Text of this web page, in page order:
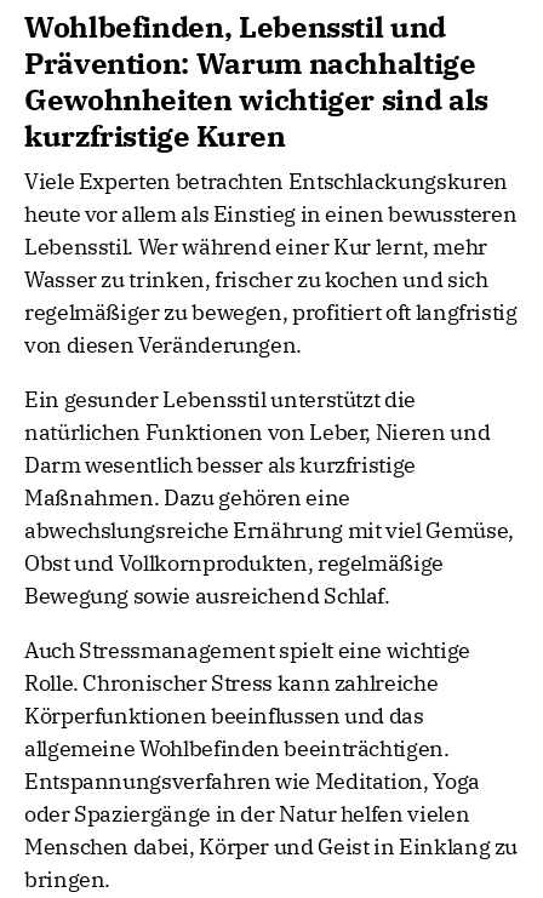
Wohlbefinden, Lebensstil und
Prävention: Warum nachhaltige
Gewohnheiten wichtiger sind als
kurzfristige Kuren
Viele Experten betrachten Entschlackungskuren
heute vor allem als Einstieg in einen bewussteren
Lebensstil. Wer während einer Kur lernt, mehr
Wasser zu trinken, frischer zu kochen und sich
regelmäßiger zu bewegen, profitiert oft langfristig
von diesen Veränderungen.
Ein gesunder Lebensstil unterstützt die
natürlichen Funktionen von Leber, Nieren und
Darm wesentlich besser als kurzfristige
Maßnahmen. Dazu gehören eine
abwechslungsreiche Ernährung mit viel Gemüse,
Obst und Vollkornprodukten, regelmäßige
Bewegung sowie ausreichend Schlaf.
Auch Stressmanagement spielt eine wichtige
Rolle. Chronischer Stress kann zahlreiche
Körperfunktionen beeinflussen und das
allgemeine Wohlbefinden beeinträchtigen.
Entspannungsverfahren wie Meditation, Yoga
oder Spaziergänge in der Natur helfen vielen
Menschen dabei, Körper und Geist in Einklang zu
bringen.